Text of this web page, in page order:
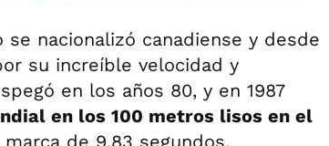
se nacionalizó canadiense y desde
su increíble velocidad y
en los años 80, y en 1987
en los 100 metros lisos en el
marca de 9.83 segundos.